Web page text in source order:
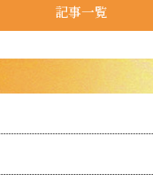
記事一覧